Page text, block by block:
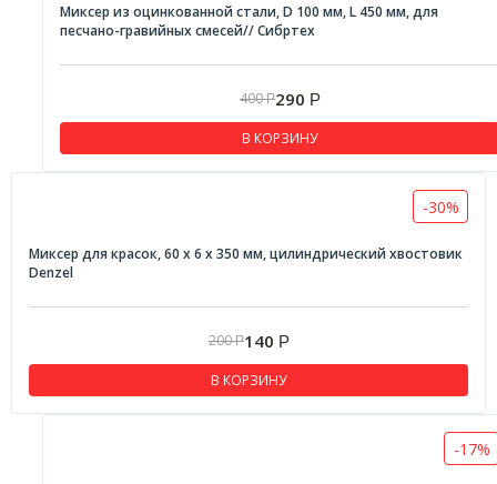
Миксер из оцинкованной стали, D 100 мм, L 450 мм, для
песчано-гравийных смесей// Сибртех
400Р290 Р
В КОРЗИНУ
-30%
Миксер для красок, 60 х 6 х 350 мм, цилиндрический хвостовик
Denzel
200Р140 Р
В КОРЗИНУ
-17%